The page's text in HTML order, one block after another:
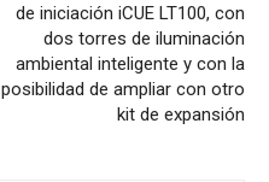
de iniciación iCUE LT100, con
dos torres de iluminación
ambiental inteligente y con la
posibilidad de ampliar con otro
kit de expansión